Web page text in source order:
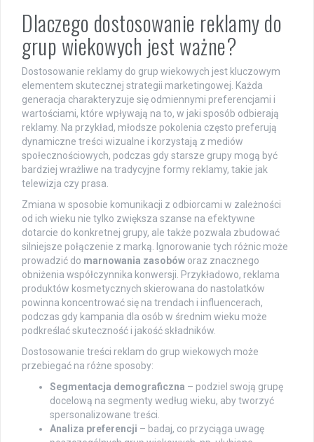
Dlaczego dostosowanie reklamy do
grup wiekowych jest ważne?
Dostosowanie reklamy do grup wiekowych jest kluczowym
elementem skutecznej strategii marketingowej. Każda
generacja charakteryzuje się odmiennymi preferencjami i
wartościami, które wpływają na to, w jaki sposób odbierają
reklamy. Na przykład, młodsze pokolenia często preferują
dynamiczne treści wizualne i korzystają z mediów
społecznościowych, podczas gdy starsze grupy mogą być
bardziej wrażliwe na tradycyjne formy reklamy, takie jak
telewizja czy prasa.
Zmiana w sposobie komunikacji z odbiorcami w zależności
od ich wieku nie tylko zwiększa szanse na efektywne
dotarcie do konkretnej grupy, ale także pozwala zbudować
silniejsze połączenie z marką. Ignorowanie tych różnic może
prowadzić do marnowania zasobów oraz znacznego
obniżenia współczynnika konwersji. Przykładowo, reklama
produktów kosmetycznych skierowana do nastolatków
powinna koncentrować się na trendach i influencerach,
podczas gdy kampania dla osób w średnim wieku może
podkreślać skuteczność i jakość składników.
Dostosowanie treści reklam do grup wiekowych może
przebiegać na różne sposoby:
Segmentacja demograficzna – podziel swoją grupę
docelową na segmenty według wieku, aby tworzyć
spersonalizowane treści.
Analiza preferencji – badaj, co przyciąga uwagę